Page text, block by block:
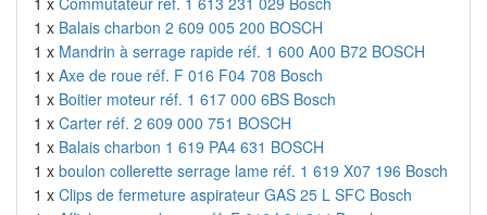
1 x Balais charbon 2 609 005 200 BOSCH
1 x Mandrin à serrage rapide réf. 1 600 A00 B72 BOSCH
1 x Axe de roue réf. F 016 F04 708 Bosch
1 x Boitier moteur réf. 1 617 000 6BS Bosch
1 x Carter réf. 2 609 000 751 BOSCH
1 x Balais charbon 1 619 PA4 631 BOSCH
1 x boulon collerette serrage lame réf. 1 619 X07 196 Bosch
1 x Clips de fermeture aspirateur GAS 25 L SFC Bosch